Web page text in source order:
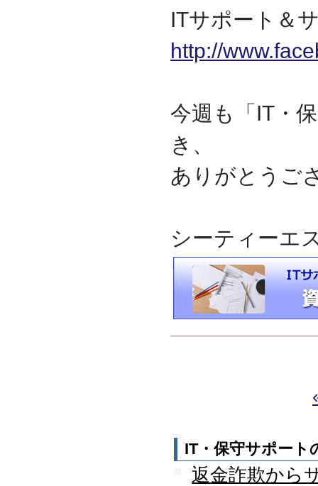
ITサポート＆
http://
今週も「IT・
き、
ありがとうご
シーティーエ
IT・保守サポート
返金詐欺から